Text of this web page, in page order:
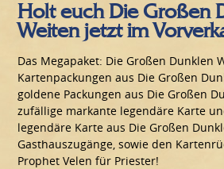
Holt euch Die Großen
Weiten jetzt im
Das Megapaket: Die Großen Dunklen
Kartenpackungen aus Die Großen
goldene Packungen aus Die Großen
zufällige markante legendäre Karte
legendäre Karte aus Die Großen
Gasthauszugänge, sowie den
Prophet Velen für Priester!